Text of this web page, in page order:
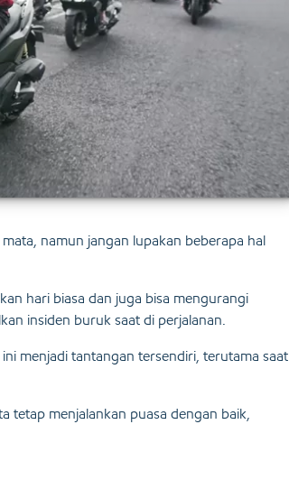
namun jangan lupakan beberapa hal
hari biasa dan juga bisa mengurangi
insiden buruk saat di perjalanan.
menjadi tantangan tersendiri, terutama saat
tetap menjalankan puasa dengan baik,